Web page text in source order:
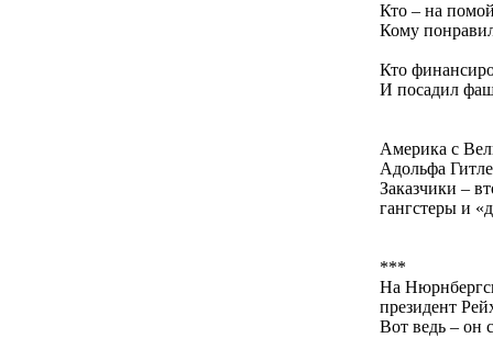
Кто – на
Кому
Кто
И посадил
Америка с
Адольфа
Заказчики –
гангстеры и
***
На
президент
Вот ведь – он